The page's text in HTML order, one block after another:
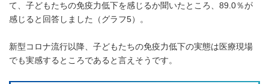
て、子どもたちの免疫力低下を感じるか聞いたところ、89.0％が
感じると回答しました（グラフ5）。
新型コロナ流行以降、子どもたちの免疫力低下の実態は医療現場
でも実感するところであると言えそうです。